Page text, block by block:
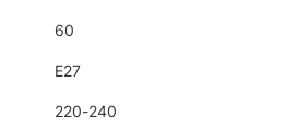
60
E27
220-240